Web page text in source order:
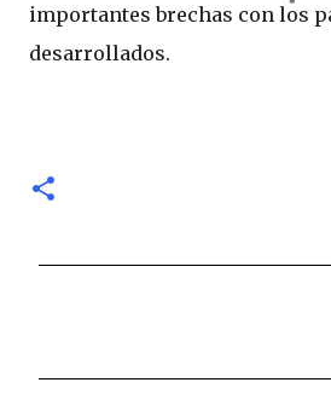
importantes brechas con los
desarrollados.